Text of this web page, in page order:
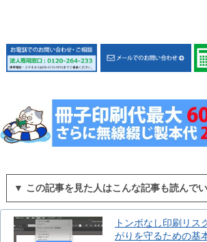
▼ この記事を見た人はこんな記事も読んでい
トンボなし印刷リス
がりを守るための基